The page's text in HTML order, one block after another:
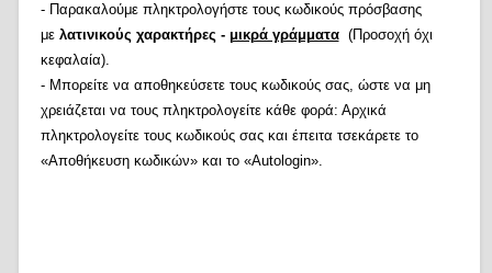
- Παρακαλούμε πληκτρολογήστε τους κωδικούς πρόσβασης
με λατινικούς χαρακτήρες - μικρά γράμματα(Προσοχή όχι
κεφαλαία).
- Μπορείτε να αποθηκεύσετε τους κωδικούς σας, ώστε να μη
χρειάζεται να τους πληκτρολογείτε κάθε φορά: Αρχικά
πληκτρολογείτε τους κωδικούς σας και έπειτα τσεκάρετε το
«Αποθήκευση κωδικών» και το «Autologin».